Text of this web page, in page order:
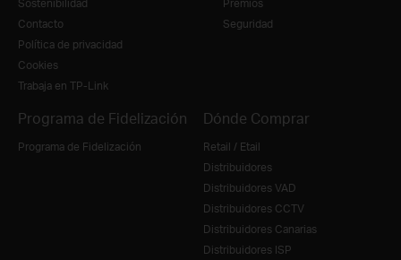
Sostenibilidad
Contacto
Política de privacidad
Cookies
Trabaja en TP-Link
Premios
Seguridad
Programa de Fidelización
Programa de Fidelización
Dónde Comprar
Retail / Etail
Distribuidores
Distribuidores VAD
Distribuidores CCTV
Distribuidores Canarias
Distribuidores ISP